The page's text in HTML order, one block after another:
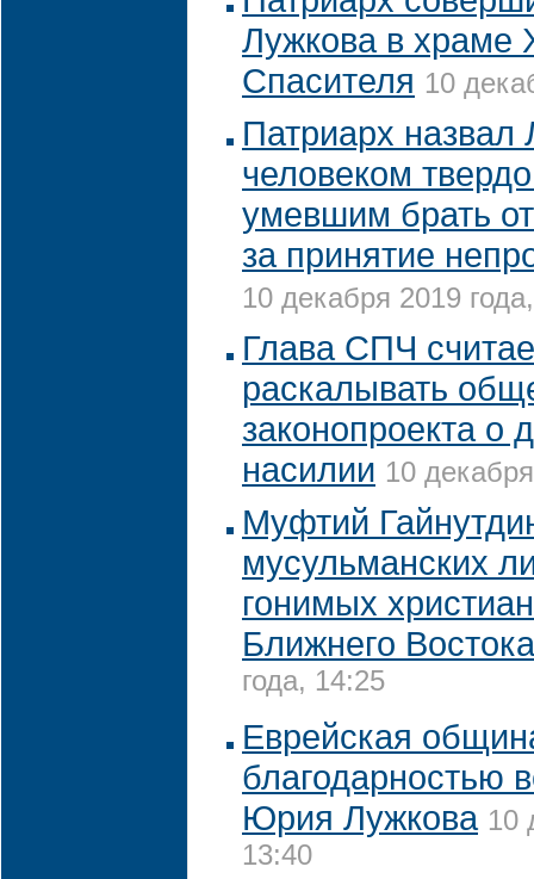
Лужкова в храме
Спасителя 10
Патриарх назвал
человеком
умевшим брать
за принятие
10 декабря 2019
Глава СПЧ
раскалывать
законопроекта о
насилии 10
Муфтий
мусульманских
гонимых
Ближнего Востока
года, 14:25
Еврейская
благодарностью
Юрия Лужкова 10
13:40